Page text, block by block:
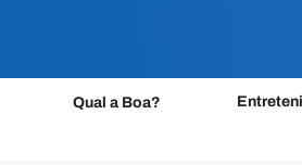
Qual a Boa?